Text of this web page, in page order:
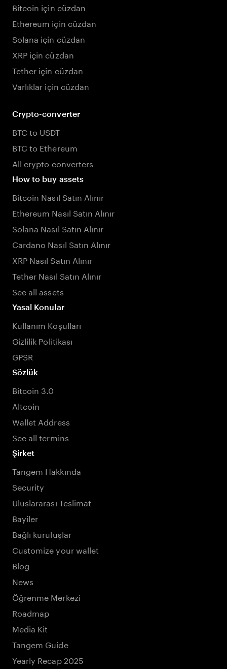
Bitcoin için cüzdan
Ethereum için cüzdan
Solana için cüzdan
XRP için cüzdan
Tether için cüzdan
Varlıklar için cüzdan
Crypto-converter
BTC to USDT
BTC to Ethereum
All crypto converters
How to buy assets
Bitcoin Nasıl Satın Alınır
Ethereum Nasıl Satın Alınır
Solana Nasıl Satın Alınır
Cardano Nasıl Satın Alınır
XRP Nasıl Satın Alınır
Tether Nasıl Satın Alınır
See all assets
Yasal Konular
Kullanım Koşulları
Gizlilik Politikası
GPSR
Sözlük
Bitcoin 3.0
Altcoin
Wallet Address
See all termins
Şirket
Tangem Hakkında
Security
Uluslararası Teslimat
Bayiler
Bağlı kuruluşlar
Customize your wallet
Blog
News
Öğrenme Merkezi
Roadmap
Media Kit
Tangem Guide
Yearly Recap 2025